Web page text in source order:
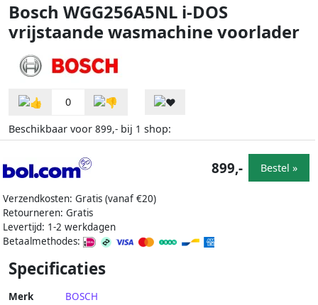
Bosch WGG256A5NL i-DOS
vrijstaande wasmachine voorlader
0
Beschikbaar voor 899,- bij 1 shop:
Verzendkosten: Gratis (vanaf €20)
Retourneren: Gratis
Levertijd: 1-2 werkdagen
Betaalmethodes:
899,- Bestel »
Specificaties
Merk BOSCH